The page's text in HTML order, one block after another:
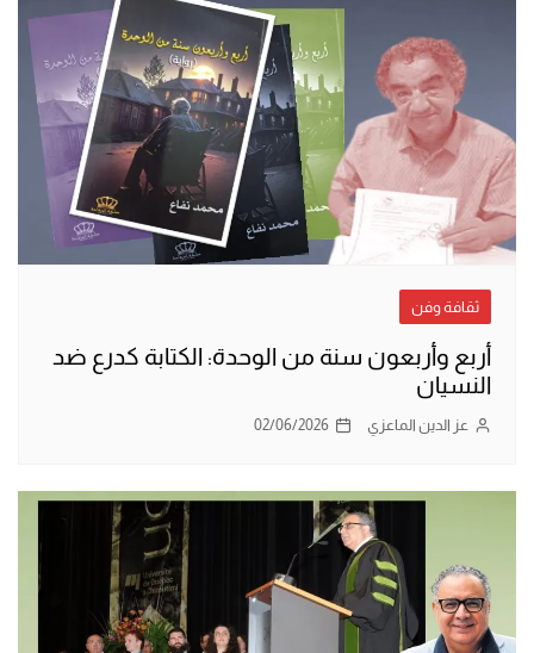
ثقافة وفن
أربع وأربعون سنة من الوحدة: الكتابة كدرع ضد
النسيان
عز الدين الماعزي 02/06/2026